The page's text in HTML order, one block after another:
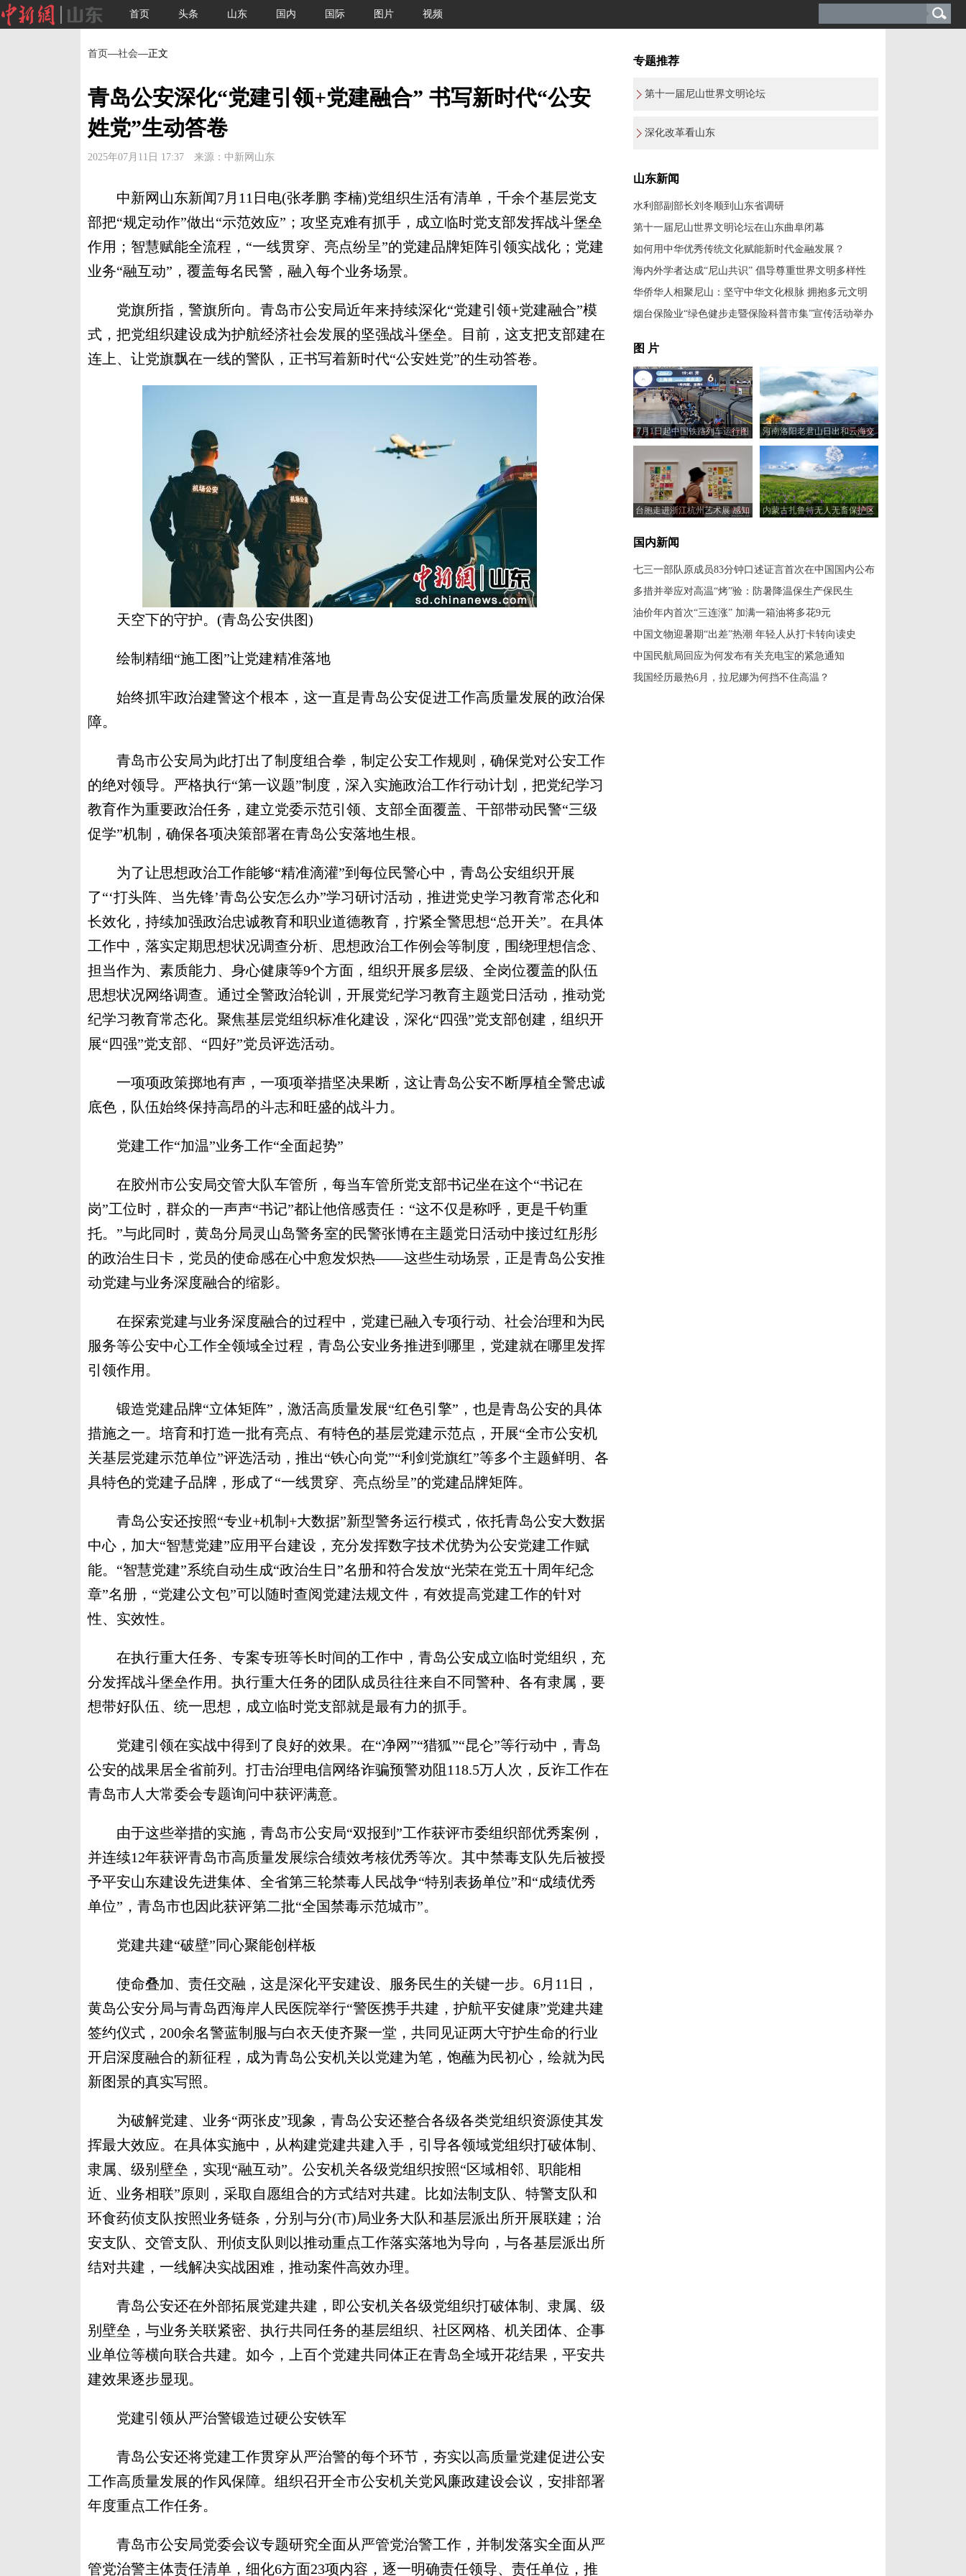
首页 头条 山东 国内 国际 图片 视频
首页—社会—正文
青岛公安深化“党建引领+党建融合” 书写新时代“公安
姓党”生动答卷
2025年07月11日 17:37 来源：中新网山东
中新网山东新闻7月11日电(张孝鹏 李楠)党组织生活有清单，千余个基层党支
部把“规定动作”做出“示范效应”；攻坚克难有抓手，成立临时党支部发挥战斗堡垒
作用；智慧赋能全流程，“一线贯穿、亮点纷呈”的党建品牌矩阵引领实战化；党建
业务“融互动”，覆盖每名民警，融入每个业务场景。
党旗所指，警旗所向。青岛市公安局近年来持续深化“党建引领+党建融合”模
式，把党组织建设成为护航经济社会发展的坚强战斗堡垒。目前，这支把支部建在
连上、让党旗飘在一线的警队，正书写着新时代“公安姓党”的生动答卷。
天空下的守护。(青岛公安供图)
绘制精细“施工图”让党建精准落地‌
始终抓牢政治建警这个根本，这一直是青岛公安促进工作高质量发展的政治保
障。
青岛市公安局为此打出了制度组合拳，制定公安工作规则，确保党对公安工作
的绝对领导。严格执行“第一议题”制度，深入实施政治工作行动计划，把党纪学习
教育作为重要政治任务，建立党委示范引领、支部全面覆盖、干部带动民警“三级
促学”机制，确保各项决策部署在青岛公安落地生根。
为了让思想政治工作能够“精准滴灌”到每位民警心中，青岛公安组织开展
了“‘打头阵、当先锋’青岛公安怎么办”学习研讨活动，推进党史学习教育常态化和
长效化，持续加强政治忠诚教育和职业道德教育，拧紧全警思想“总开关”。在具体
工作中，落实定期思想状况调查分析、思想政治工作例会等制度，围绕理想信念、
担当作为、素质能力、身心健康等9个方面，组织开展多层级、全岗位覆盖的队伍
思想状况网络调查。通过全警政治轮训，开展党纪学习教育主题党日活动，推动党
纪学习教育常态化。聚焦基层党组织标准化建设，深化“四强”党支部创建，组织开
展“四强”党支部、“四好”党员评选活动。
一项项政策掷地有声，一项项举措坚决果断，这让青岛公安不断厚植全警忠诚
底色，队伍始终保持高昂的斗志和旺盛的战斗力。
党建工作“加温”业务工作“全面起势”
在胶州市公安局交管大队车管所，每当车管所党支部书记坐在这个“书记在
岗”工位时，群众的一声声“书记”都让他倍感责任：“这不仅是称呼，更是千钧重
托。”与此同时，黄岛分局灵山岛警务室的民警张博在主题党日活动中接过红彤彤
的政治生日卡，党员的使命感在心中愈发炽热——这些生动场景，正是青岛公安推
动党建与业务深度融合的缩影。
在探索党建与业务深度融合的过程中，党建已融入专项行动、社会治理和为民
服务等公安中心工作全领域全过程，青岛公安业务推进到哪里，党建就在哪里发挥
引领作用。
锻造党建品牌“立体矩阵”，激活高质量发展“红色引擎”，也是青岛公安的具体
措施之一。培育和打造一批有亮点、有特色的基层党建示范点，开展“全市公安机
关基层党建示范单位”评选活动，推出“铁心向党”“利剑党旗红”等多个主题鲜明、各
具特色的党建子品牌，形成了“一线贯穿、亮点纷呈”的党建品牌矩阵。
青岛公安还按照“专业+机制+大数据”新型警务运行模式，依托青岛公安大数据
中心，加大“智慧党建”应用平台建设，充分发挥数字技术优势为公安党建工作赋
能。“智慧党建”系统自动生成“政治生日”名册和符合发放“光荣在党五十周年纪念
章”名册，“党建公文包”可以随时查阅党建法规文件，有效提高党建工作的针对
性、实效性。
在执行重大任务、专案专班等长时间的工作中，青岛公安成立临时党组织，充
分发挥战斗堡垒作用。执行重大任务的团队成员往往来自不同警种、各有隶属，要
想带好队伍、统一思想，成立临时党支部就是最有力的抓手。
党建引领在实战中得到了良好的效果。在“净网”“猎狐”“昆仑”等行动中，青岛
公安的战果居全省前列。打击治理电信网络诈骗预警劝阻118.5万人次，反诈工作在
青岛市人大常委会专题询问中获评满意。
由于这些举措的实施，青岛市公安局“双报到”工作获评市委组织部优秀案例，
并连续12年获评青岛市高质量发展综合绩效考核优秀等次。其中禁毒支队先后被授
予平安山东建设先进集体、全省第三轮禁毒人民战争“特别表扬单位”和“成绩优秀
单位”，青岛市也因此获评第二批“全国禁毒示范城市”。
‌党建共建“破壁”同心聚能创样板‌
使命叠加、责任交融，这是深化平安建设、服务民生的关键一步。6月11日，
黄岛公安分局与青岛西海岸人民医院举行“警医携手共建，护航平安健康”党建共建
签约仪式，200余名警蓝制服与白衣天使齐聚一堂，共同见证两大守护生命的行业
开启深度融合的新征程，成为青岛公安机关以党建为笔，饱蘸为民初心，绘就为民
新图景的真实写照。
为破解党建、业务“两张皮”现象，青岛公安还整合各级各类党组织资源使其发
挥最大效应。在具体实施中，从构建党建共建入手，引导各领域党组织打破体制、
隶属、级别壁垒，实现“融互动”。公安机关各级党组织按照“区域相邻、职能相
近、业务相联”原则，采取自愿组合的方式结对共建。比如法制支队、特警支队和
环食药侦支队按照业务链条，分别与分(市)局业务大队和基层派出所开展联建；治
安支队、交管支队、刑侦支队则以推动重点工作落实落地为导向，与各基层派出所
结对共建，一线解决实战困难，推动案件高效办理。
青岛公安还在外部拓展党建共建，即公安机关各级党组织打破体制、隶属、级
别壁垒，与业务关联紧密、执行共同任务的基层组织、社区网格、机关团体、企事
业单位等横向联合共建。如今，上百个党建共同体正在青岛全域开花结果，平安共
建效果逐步显现。
党建引领从严治警锻造过硬公安铁军
青岛公安还将党建工作贯穿从严治警的每个环节，夯实以高质量党建促进公安
工作高质量发展的作风保障。组织召开全市公安机关党风廉政建设会议，安排部署
年度重点工作任务。
青岛市公安局党委会议专题研究全面从严管党治警工作，并制发落实全面从严
管党治警主体责任清单，细化6方面23项内容，逐一明确责任领导、责任单位，推
专题推荐
第十一届尼山世界文明论坛
深化改革看山东
山东新闻
水利部副部长刘冬顺到山东省调研
第十一届尼山世界文明论坛在山东曲阜闭幕
如何用中华优秀传统文化赋能新时代金融发展？
海内外学者达成“尼山共识” 倡导尊重世界文明多样性
华侨华人相聚尼山：坚守中华文化根脉 拥抱多元文明
烟台保险业“绿色健步走暨保险科普市集”宣传活动举办
图 片
7月1日起中国铁路列车运行图
调整
河南洛阳老君山日出和云海交
相辉映
台胞走进浙江杭州艺术展 感知
内蒙古扎鲁特无人无畜保护区
国内新闻
七三一部队原成员83分钟口述证言首次在中国国内公布
多措并举应对高温“烤”验：防暑降温保生产保民生
油价年内首次“三连涨” 加满一箱油将多花9元
中国文物迎暑期“出差”热潮 年轻人从打卡转向读史
中国民航局回应为何发布有关充电宝的紧急通知
我国经历最热6月，拉尼娜为何挡不住高温？